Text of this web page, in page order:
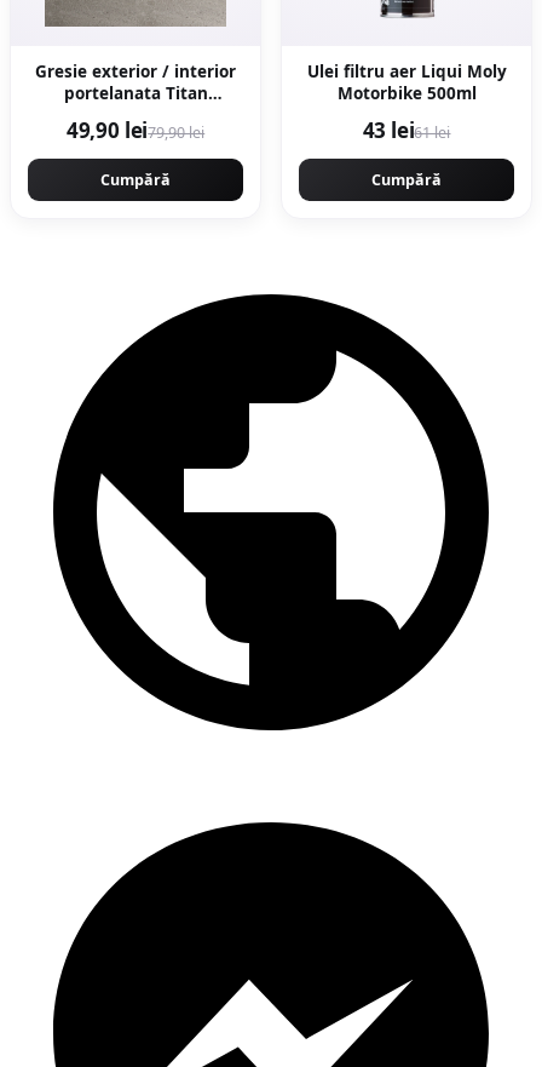
Gresie exterior / interior
portelanata Titan
mata rectificata aspect
ciment
49,90 lei79,90 lei
Cumpără
Ulei filtru aer Liqui Moly
Motorbike 500ml
43 lei61 lei
Cumpără